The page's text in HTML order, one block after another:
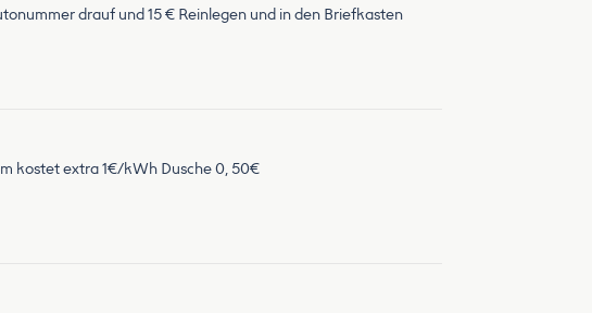
drauf und 15 € Reinlegen und in den Briefkasten
kostet extra 1€/kWh Dusche 0, 50€